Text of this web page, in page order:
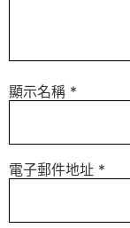
顯示名稱 *
電子郵件地址 *